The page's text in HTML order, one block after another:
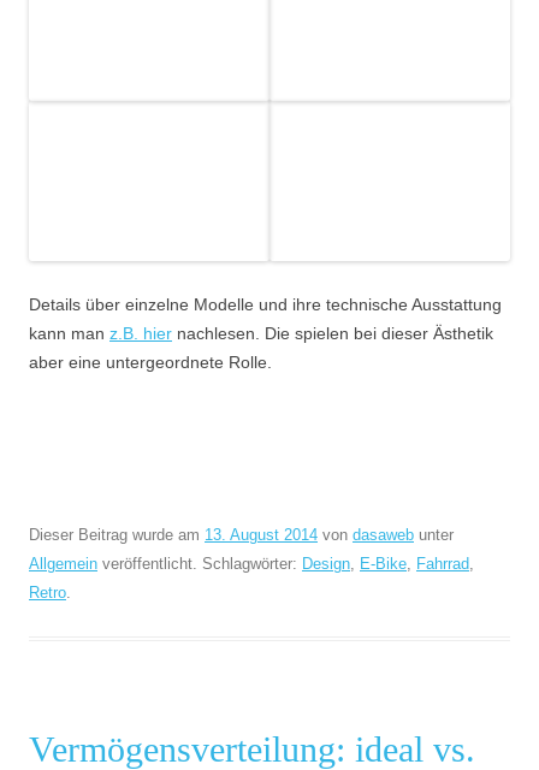
Details über einzelne Modelle und ihre technische Ausstattung
kann man z.B. hier nachlesen. Die spielen bei dieser Ästhetik
aber eine untergeordnete Rolle.
Dieser Beitrag wurde am 13. August 2014 von dasaweb unter
Allgemein veröffentlicht. Schlagwörter: Design E-Bike Fahrrad
Retro
Vermögensverteilung: ideal vs.